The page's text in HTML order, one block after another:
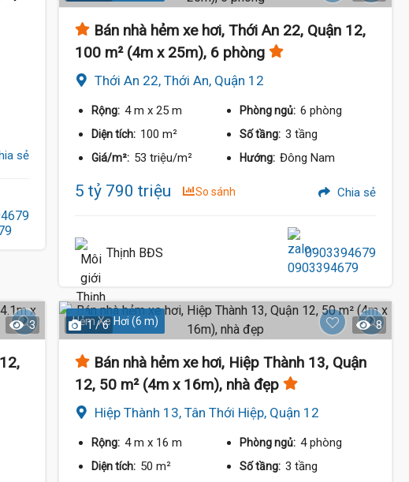
sẻ
Bán nhà hẻm xe hơi, Thới An 22, Quận 12,
100 m² (4m x 25m), 6 phòng
Thới An 22, Thới An, Quận 12
Rộng: 4 m x 25 m Phòng ngủ: 6 phòng
Diện tích: 100 m² Số tầng: 3 tầng
Giá/m²: 53 triệu/m² Hướng: Đông Nam
5 tỷ 790 triệu So sánh Chia sẻ
Thịnh BĐS 0903394679
3 Hẻm Xe Hơi (6 m)
1 / 6 8
Bán nhà hẻm xe hơi, Hiệp Thành 13, Quận
12, 50 m² (4m x 16m), nhà đẹp
Hiệp Thành 13, Tân Thới Hiệp, Quận 12
Rộng: 4 m x 16 m Phòng ngủ: 4 phòng
Diện tích: 50 m² Số tầng: 3 tầng